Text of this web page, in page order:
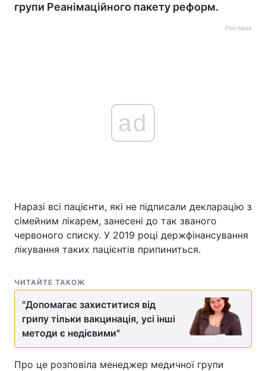
групи Реанімаційного пакету реформ.
Реклама
ad
Наразі всі пацієнти, які не підписали декларацію з
сімейним лікарем, занесені до так званого
червоного списку. У 2019 році держфінансування
лікування таких пацієнтів припиниться.
ЧИТАЙТЕ ТАКОЖ
"Допомагає захиститися від
грипу тільки вакцинація, усі інші
методи є недієвими"
Про це розповіла менеджер медичної групи